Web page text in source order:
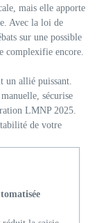
mais elle apporte
Avec la loi de
sur une possible
complexifie encore.
un allié puissant.
sécurise
LMNP 2025.
de votre